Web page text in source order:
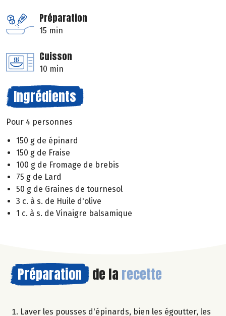
Préparation
15 min
Cuisson
10 min
Ingrédients
Pour 4 personnes
150 g de épinard
150 g de Fraise
100 g de Fromage de brebis
75 g de Lard
50 g de Graines de tournesol
3 c. à s. de Huile d'olive
1 c. à s. de Vinaigre balsamique
Préparation de la recette
Laver les pousses d'épinards, bien les égoutter, les